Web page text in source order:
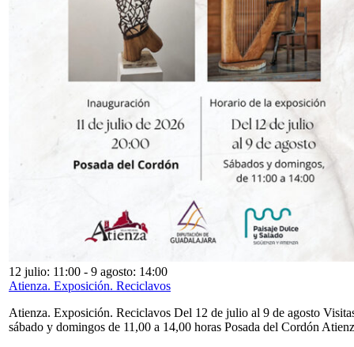
12 julio: 11:00 - 9 agosto: 14:00
Atienza. Exposición. Reciclavos
Atienza. Exposición. Reciclavos Del 12 de julio al 9 de agosto
sábado y domingos de 11,00 a 14,00 horas Posada del Cordón